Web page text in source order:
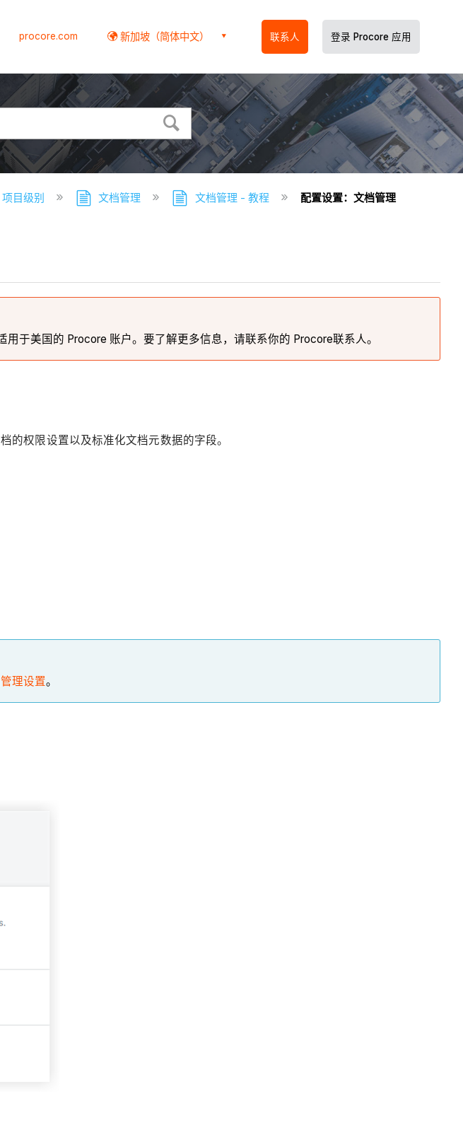
procore.com 新加坡（简体中文） 联系人 登录 Procore 应用
项目级别 文档管理 文档管理 - 教程 配置设置：文档管理
于美国的 Procore 账户。要了解更多信息，请联系你的 Procore联系人。
的权限设置以及标准化文档元数据的字段。
理设置。